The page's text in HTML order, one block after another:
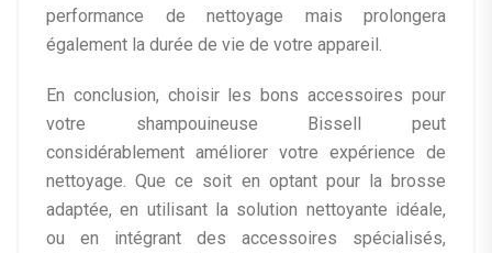
performance de nettoyage mais prolongera
également la durée de vie de votre appareil.
En conclusion, choisir les bons accessoires pour
votre shampouineuse Bissell peut
considérablement améliorer votre expérience de
nettoyage. Que ce soit en optant pour la brosse
adaptée, en utilisant la solution nettoyante idéale,
ou en intégrant des accessoires spécialisés,